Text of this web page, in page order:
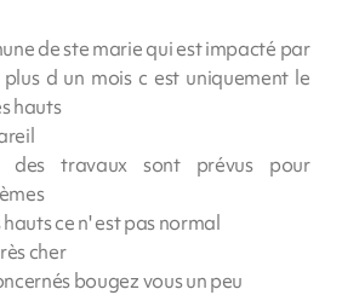
de ste marie qui est impacté par
d un mois c est uniquement le
hauts
des travaux sont prévus pour
ce n' est pas normal
cher
bougez vous un peu